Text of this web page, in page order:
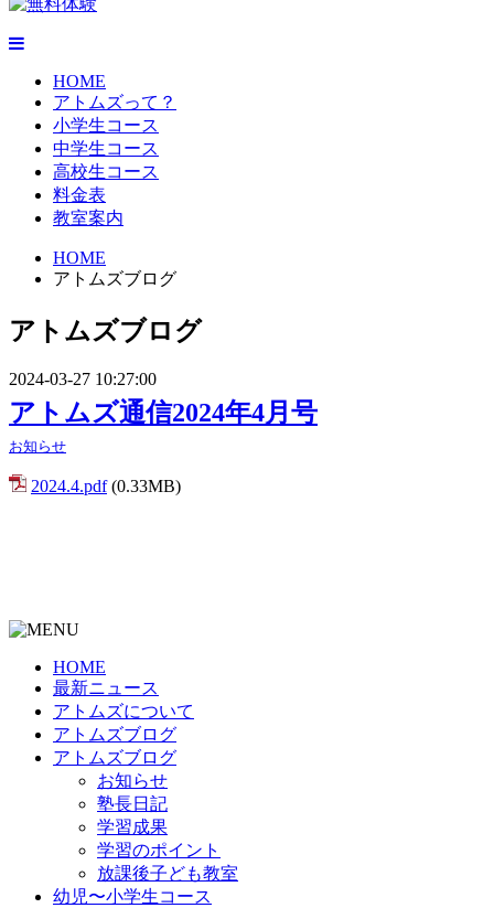
HOME
アトムズって？
小学生コース
中学生コース
高校生コース
料金表
教室案内
HOME
アトムズブログ
アトムズブログ
2024-03-27 10:27:00
アトムズ通信2024年4月号
お知らせ
2024.4.pdf (0.33MB)
HOME
最新ニュース
アトムズについて
アトムズブログ
アトムズブログ
お知らせ
塾長日記
学習成果
学習のポイント
放課後子ども教室
幼児〜小学生コース